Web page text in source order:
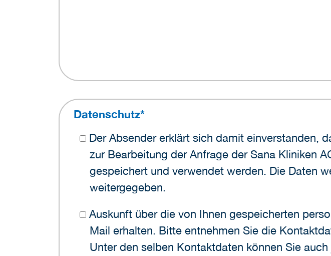
Datenschutz*
zur Bearbeitung der Anfrage der Sana Kliniken
gespeichert und verwendet werden. Die Daten
weitergegeben.
Mail erhalten. Bitte entnehmen Sie die
Unter den selben Kontaktdaten können Sie